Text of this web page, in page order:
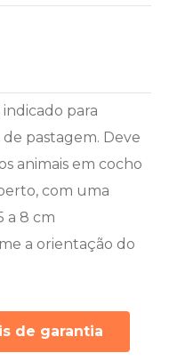
para
pastagem. Deve
animais em cocho
com uma
a 8 cm
a orientação do
de garantia